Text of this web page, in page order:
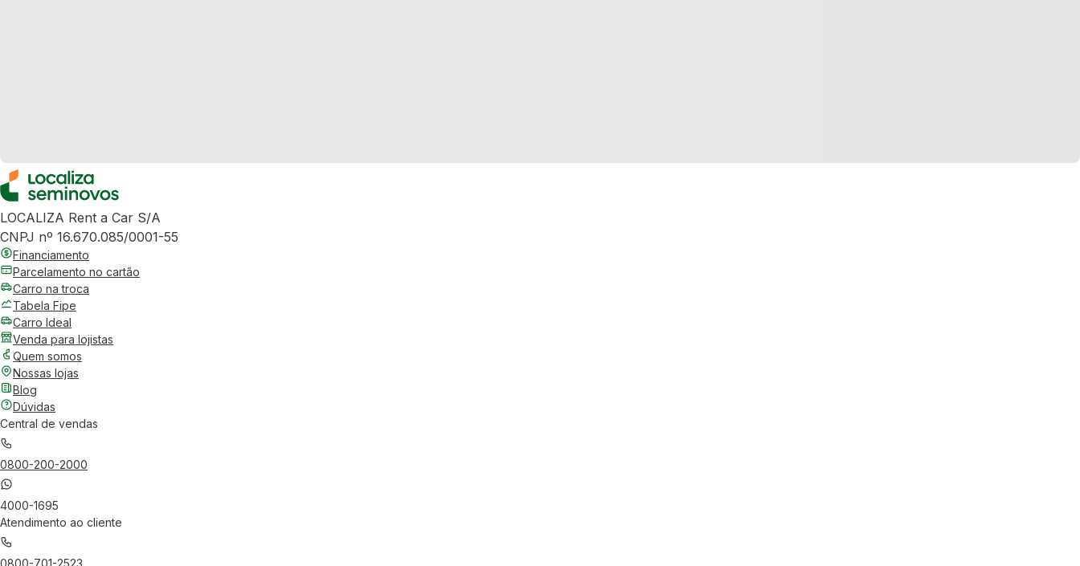
LOCALIZA Rent a Car S/A
CNPJ nº 16.670.085/0001-55
Financiamento
Parcelamento no cartão
Carro na troca
Tabela Fipe
Carro Ideal
Venda para lojistas
Quem somos
Nossas lojas
Blog
Dúvidas
Central de vendas
0800-200-2000
4000-1695
Atendimento ao cliente
0800-701-2523